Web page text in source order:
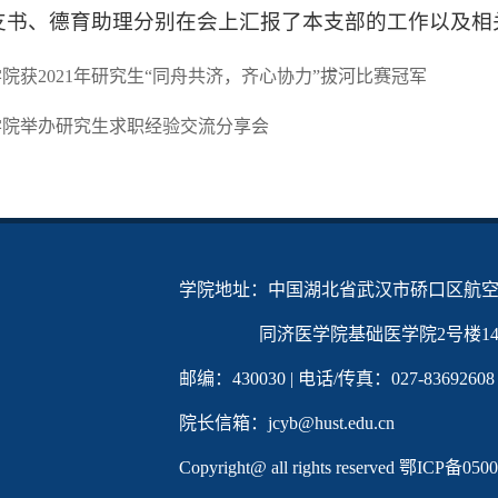
书、德育助理分别在会上汇报了本支部的工作以及
获2021年研究生“同舟共济，齐心协力”拔河比赛冠军
举办研究生求职经验交流分享会
学院地址：中国湖北省武汉市硚口区航
同济医学院基础医学院2号楼
邮编：430030 | 电话/传真：027-83692608
院长信箱：jcyb@hust.edu.cn
Copyright@ all rights reserved 鄂ICP备